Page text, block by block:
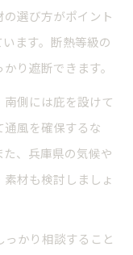
選び方がポイント
ます。断熱等級の
り遮断できます。
側には庇を設けて
風を確保するな
、兵庫県の気候や
材も検討しましょ
かり相談すること